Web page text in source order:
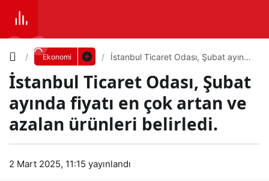
Ekonomi
İstanbul Ticaret Odası, Şubat ayında
belirledi.
İstanbul Ticaret Odası, Şubat
ayında fiyatı en çok artan ve
azalan ürünleri belirledi.
2 Mart 2025, 11:15 yayınlandı
İsta
Yazı
Boyutunu
Ayarla
0 PAYLAŞ